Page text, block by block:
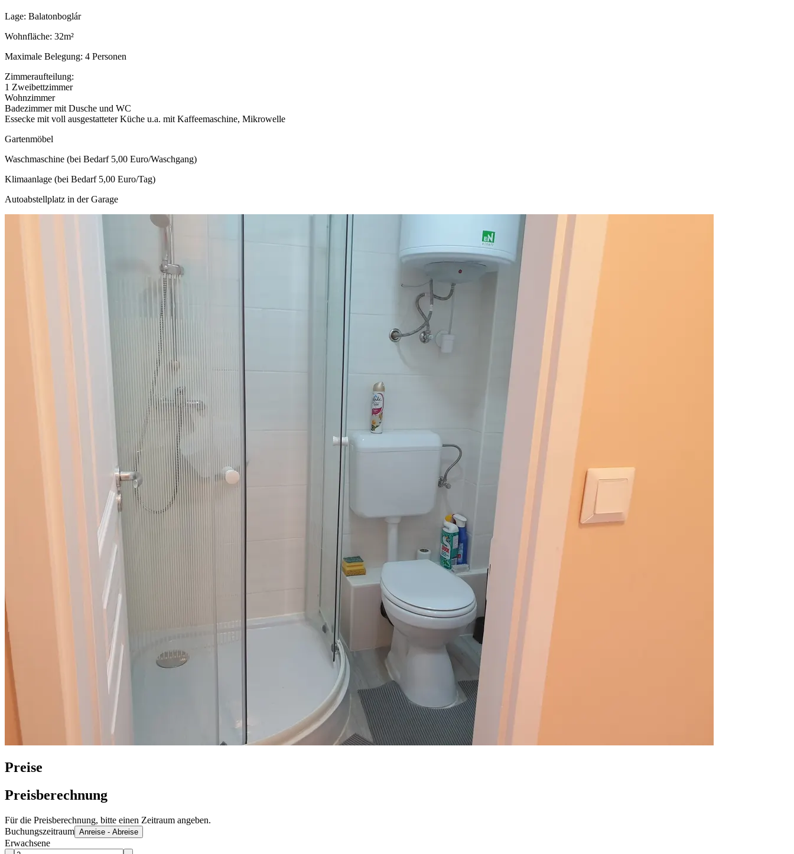
Lage: Balatonboglár
Wohnfläche: 32m²
Maximale Belegung: 4 Personen
Zimmeraufteilung:
1 Zweibettzimmer
Wohnzimmer
Badezimmer mit Dusche und WC
Essecke mit voll ausgestatteter Küche u.a. mit Kaffeemaschine, Mikrowelle
Gartenmöbel
Waschmaschine (bei Bedarf 5,00 Euro/Waschgang)
Klimaanlage (bei Bedarf 5,00 Euro/Tag)
Autoabstellplatz in der Garage
Preise
Preisberechnung
Für die Preisberechnung, bitte einen Zeitraum angeben.
Buchungszeitraum Anreise - Abreise
Erwachsene